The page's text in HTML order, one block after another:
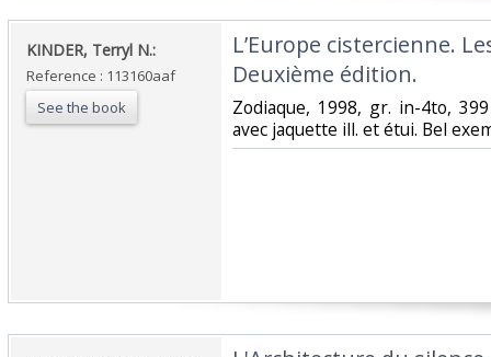
‎KINDER, Terryl N.:‎
Reference : 113160aaf
See the book
‎L’Europe cistercienne.
Deuxième édition.‎
‎Zodiaque, 1998, gr. in-4to,
avec jaquette ill. et étui. Bel